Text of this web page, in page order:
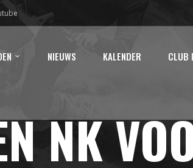
NIEUWS KALENDER CLUB
NK